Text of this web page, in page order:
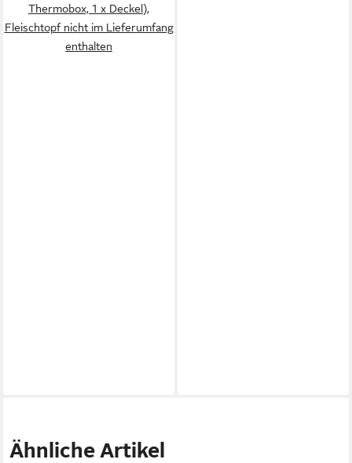
Thermobox, 1 x Deckel),
Fleischtopf nicht im Lieferumfang
enthalten
Ähnliche Artikel